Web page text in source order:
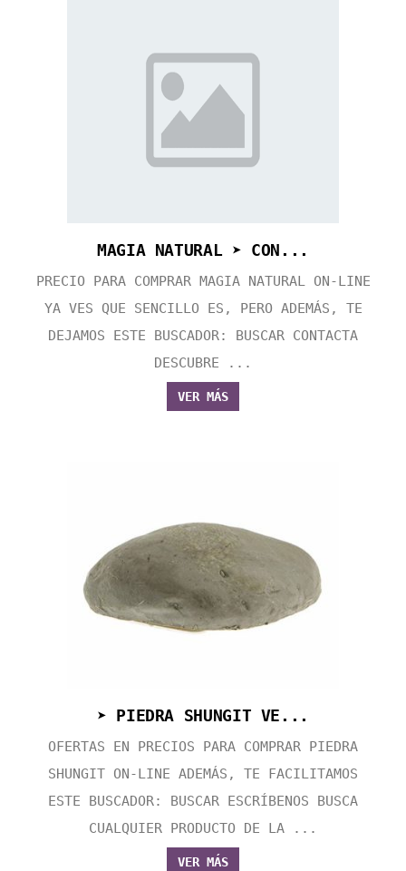
MAGIA NATURAL ➤ CON...
PRECIO PARA COMPRAR MAGIA NATURAL ON-LINE
YA VES QUE SENCILLO ES, PERO ADEMÁS, TE
DEJAMOS ESTE BUSCADOR: BUSCAR CONTACTA
DESCUBRE ...
VER MÁS
➤ PIEDRA SHUNGIT VE...
OFERTAS EN PRECIOS PARA COMPRAR PIEDRA
SHUNGIT ON-LINE ADEMÁS, TE FACILITAMOS
ESTE BUSCADOR: BUSCAR ESCRÍBENOS BUSCA
CUALQUIER PRODUCTO DE LA ...
VER MÁS